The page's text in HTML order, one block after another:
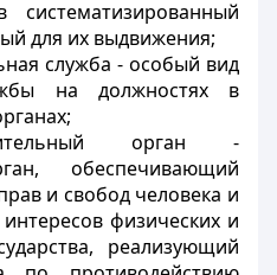
для их выдвижения;
служба - особый вид
на должностях в
орган -
обеспечивающий
и свобод человека и
физических и
реализующий